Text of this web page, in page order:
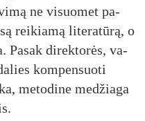
ne vi­suo­met pa­
rei­kia­mą li­te­ra­tū­rą, o
Pa­sak di­rek­to­rės, va­
kom­pen­suo­ti
me­to­di­ne me­džia­ga